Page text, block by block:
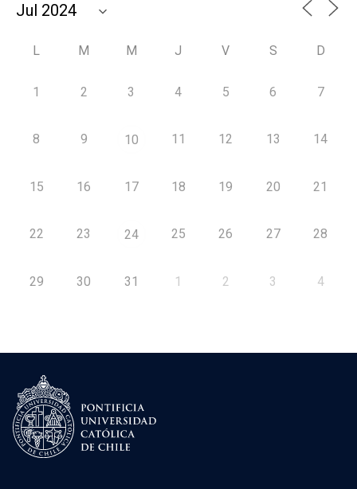
L M M J V S D
1 2 3 4 5 6 7
8 9 10 11 12 13 14
15 16 17 18 19 20 21
22 23 24 25 26 27 28
29 30 31 1 2 3 4